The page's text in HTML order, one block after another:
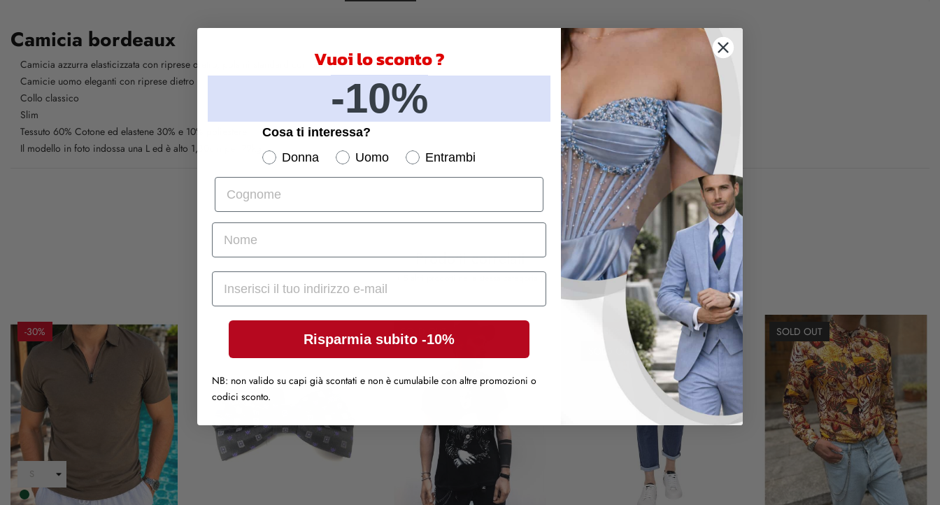
Camicia bordeaux
Camicia azzurra elasticizzata con riprese dietro, polsini standard con bottone
Camicie uomo eleganti con riprese dietro
Collo classico
Slim
Tessuto 60% Cotone ed elastene 30% e 10% poliestere
Il modello in foto indossa una L ed è alto 1,80cm per 79kg
Prodotti correlati
-30%
Verde
SOLD OUT
SOLD OUT
SOLD OUT
Vuoi lo sconto ?
-10%
Cosa ti interessa?
Donna
Uomo
Entrambi
Cognome
nome
Mail
Risparmia subito -10%
NB: non valido su capi già scontati e non è cumulabile con altre promozioni o
codici sconto.